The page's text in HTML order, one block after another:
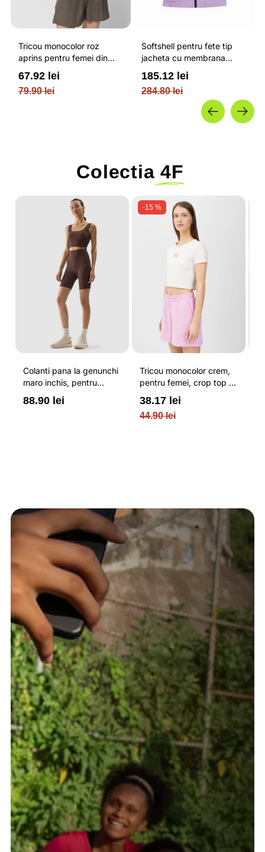
Tricou monocolor roz
aprins pentru femei din
bumbac si cu croiala boxy
OUTHORN
79.90 lei
67.92 lei
Softshell pentru fete tip
jacheta cu membrana
impermeabila NEODRY 5
000 si permis de schi roz /
4F JUNIOR
284.80 lei
185.12 lei
Colectia 4F
Colanti pana la genunchi
maro inchis, pentru
femei, cu striatii si
cusaturi plate 4F
88.90 lei
-15 %
Tricou monocolor crem,
pentru femei, crop top si
croiala slim 4F
44.90 lei
38.17 lei